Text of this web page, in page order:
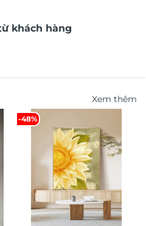
khách hàng
Xem thêm
-48%